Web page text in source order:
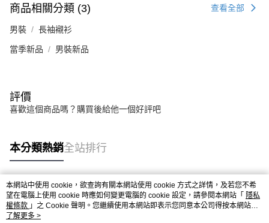
商品相關分類 (3) 查看全部
男裝 長袖襯衫
當季新品 男裝新品
評價
喜歡這個商品嗎？購買後給他一個好評吧
本分類熱銷全站排行
熱門標籤
本網站中使用 cookie，欲查詢有關本網站使用 cookie 方式之詳情，及若您不希
望在電腦上使用 cookie 時應如何變更電腦的 cookie 設定，請參閱本網站「 隱私
權條款 」之 Cookie 聲明。您繼續使用本網站即表示您同意本公司得按本網站使
用條款之 Cookie 聲明使用 cookie。
了解更多 >